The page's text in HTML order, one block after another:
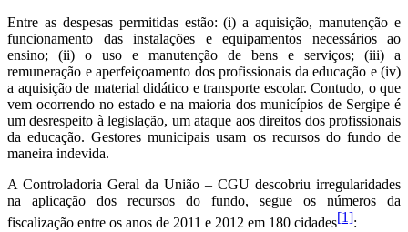
Entre as despesas permitidas estão: (i) a aquisição, manutenção e
funcionamento das instalações e equipamentos necessários ao
ensino; (ii) o uso e manutenção de bens e serviços; (iii) a
remuneração e aperfeiçoamento dos profissionais da educação e (iv)
a aquisição de material didático e transporte escolar. Contudo, o que
vem ocorrendo no estado e na maioria dos municípios de Sergipe é
um desrespeito à legislação, um ataque aos direitos dos profissionais
da educação. Gestores municipais usam os recursos do fundo de
maneira indevida.
A Controladoria Geral da União – CGU descobriu irregularidades
na aplicação dos recursos do fundo, segue os números da
fiscalização entre os anos de 2011 e 2012 em 180 cidades[1]: